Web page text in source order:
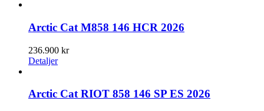
Arctic Cat M858 146 HCR 2026
236.900 kr
Detaljer
Arctic Cat RIOT 858 146 SP ES 2026